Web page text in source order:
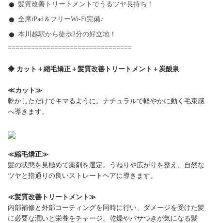
髪質改善トリートメントでうるツヤ長持ち！
全席iPad＆フリーWi-Fi完備♪
本川越駅から徒歩2分の好立地！
================================
◆ カット＋縮毛矯正＋髪質改善トリートメント＋炭酸泉
≪カット≫
乾かしただけでキマるように。ナチュラルで軽やかに動く毛束感
へ導きます。
≪縮毛矯正≫
髪の状態を見極めて薬剤を選定。うねりや広がりを整え、自然な
ツヤと指通りの良いストレートヘアに導きます。
≪髪質改善トリートメント≫
内部補修と外部コーティングを同時に行い、ダメージを受けた髪
に必要な潤いと栄養をチャージ。乾燥やパサつきが気になる髪